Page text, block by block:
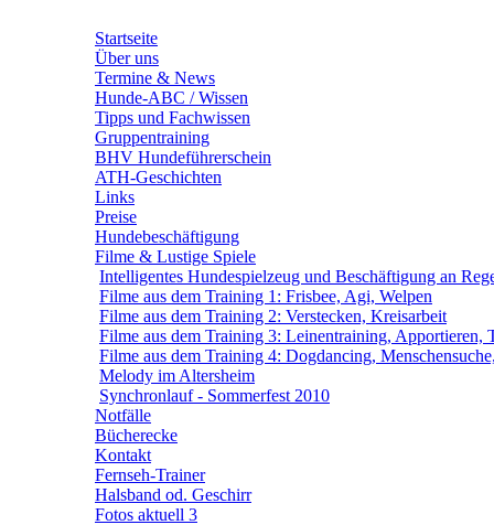
Startseite
Über uns
Termine & News
Hunde-ABC / Wissen
Tipps und Fachwissen
Gruppentraining
BHV Hundeführerschein
ATH-Geschichten
Links
Preise
Hundebeschäftigung
Filme & Lustige Spiele
Intelligentes Hundespielzeug und Beschäftigung an
Filme aus dem Training 1: Frisbee, Agi, Welpen
Filme aus dem Training 2: Verstecken, Kreisarbeit
Filme aus dem Training 3: Leinentraining, Apportieren,
Filme aus dem Training 4: Dogdancing,
Melody im Altersheim
Synchronlauf - Sommerfest 2010
Notfälle
Bücherecke
Kontakt
Fernseh-Trainer
Halsband od. Geschirr
Fotos aktuell 3